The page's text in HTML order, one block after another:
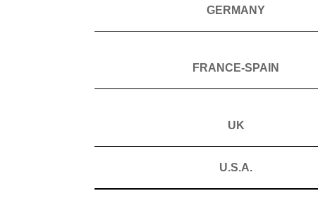
GERMANY
FRANCE-SPAIN
UK
U.S.A.